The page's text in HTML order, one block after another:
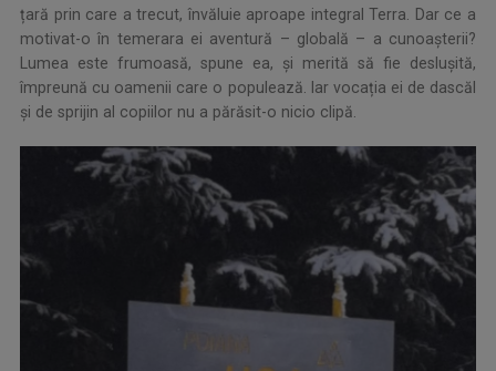
țară prin care a trecut, învăluie aproape integral Terra. Dar ce a
motivat-o în temerara ei aventură – globală – a cunoașterii?
Lumea este frumoasă, spune ea, și merită să fie deslușită,
împreună cu oamenii care o populează. Iar vocația ei de dascăl
și de sprijin al copiilor nu a părăsit-o nicio clipă.